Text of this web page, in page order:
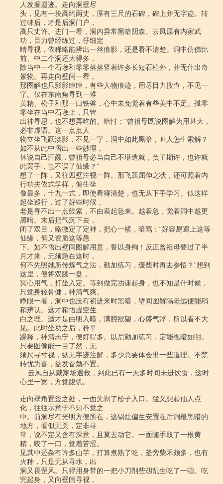
人发掘遗迹。走向洞壁尽
头，见有一块高约两丈，厚有三尺的石碑，碑上并无字迹。转
过碑后，才是后洞门户，
高只丈许。进门一看，洞内异常黑暗阴森。云凤原有内家武
功，目力曾经练过，仔细定
晴寻视，依稀略能辨出一丝痕影，还是看不清楚。洞中仿佛比
前、中二个洞还大得多，
除当中一个石墩和零零落落竖着许多长短石柱外，并无什出奇
景物。再走向壁间一看，
那图解也只影影绰绰，有些人物痕迹，用尽目力搜查，不见一
字。仅在东南角寻到一堆
黄精、松子和那一口铁釜，心中未免觉着有些美中不足。孤零
零坐在当中石墩上，只管
出神寻思，也不想弄吃的。暗忖：“曾祖母既说图解为用甚大，
必非虚语。这一点点人
物立坐飞跃淡影，不见一字，洞中如此黑暗，叫人怎生索解？
如不从此中悟出一些妙理，
休说自己汗颜，曾祖母必当自己不堪造就，负了期许，也许就
此罢手，岂不误了仙缘？”
想了一阵，又往四壁注视一阵。那飞跃屈伸之状，还可照着内
行功夫依式学样，偏生坐
像最多，十九一式，即使看得清楚，也无从下手学习。似这样
起坐巡行，过了好些时候，
老是寻不出一点线索，不由着起急来。越着急，觉着洞中越更
黑暗。末后把气沉下去，
闭了双目，略微定了定神，把心一横，暗骂：“好容易遇上这等
仙缘，偏又资质这等愚
下。如不悟出壁间图解用意，誓以身殉！反正曾祖母要过了半
月才来，无须急在这时，
何不先照她所传炼气之法，勤加练习，缓些时再去参悟？”想到
这里，便将双膝一盘，
冥心用气，打坐入定。等到做完功课起身，也不知是什时候，
只觉身轻骨健，神清气爽。
睁眼一看，洞中也没有初进来时黑暗，壁间图解隔老远便能稍
稍辨认。这才稍悟虚空生
白之理。适才是由明入暗，满腔欲望，心盛气浮，所以看不大
见。此时坐功之后，矜平
躁释，神清志宁，便好得多。以后勤加练习，定能视暗如明。
只要图像能一目了然，无
须尺寻寸视，纵无字迹注解，多少总要体会出一些道理。不禁
转忧为喜，益发奋勉不置。
心里一宽，方觉腹饥。
走向壁角置釜之处，一面先剥了松子入口。猛又想起仙人点
化，往往示意于不知不觉之
中。前洞尽有光明方便所在，这锅灶偏生安置在后洞最黑暗的
地方，看似无关，定非寻
常，说不定又含有深意，且莫去动它。一面随手取了一根黄
精，咬了一口，觉着苦涩。
见其中还杂有许多山芋，打算煮熟了吃，釜旁柴禾颇多，也有
火种，只是无从寻水，出
洞又畏罡风。只得用身带的一把小刀削些胡乱生吃了一顿。吃
完起身，又向壁间寻视，